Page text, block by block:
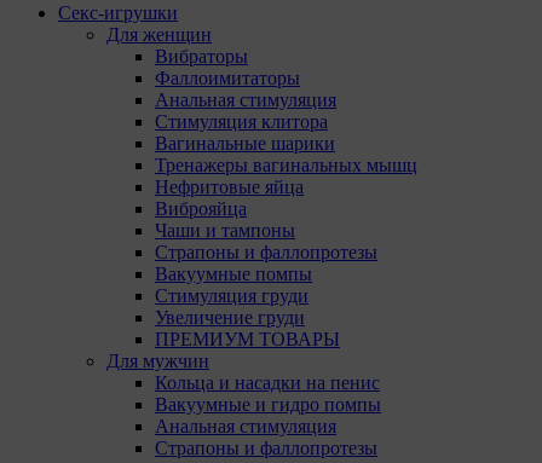
Секс-игрушки
Для женщин
Вибраторы
Фаллоимитаторы
Анальная стимуляция
Стимуляция клитора
Вагинальные шарики
Тренажеры вагинальных мышц
Нефритовые яйца
Виброяйца
Чаши и тампоны
Страпоны и фаллопротезы
Вакуумные помпы
Стимуляция груди
Увеличение груди
ПРЕМИУМ ТОВАРЫ
Для мужчин
Кольца и насадки на пенис
Вакуумные и гидро помпы
Анальная стимуляция
Страпоны и фаллопротезы